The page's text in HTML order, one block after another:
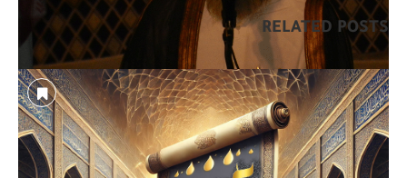
RELATED POSTS